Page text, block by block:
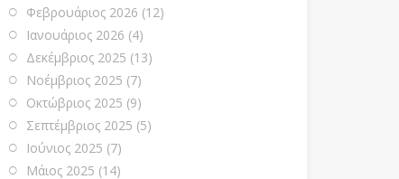
Φεβρουάριος 2026 (12)
Ιανουάριος 2026 (4)
Δεκέμβριος 2025 (13)
Νοέμβριος 2025 (7)
Οκτώβριος 2025 (9)
Σεπτέμβριος 2025 (5)
Ιούνιος 2025 (7)
Μάιος 2025 (14)